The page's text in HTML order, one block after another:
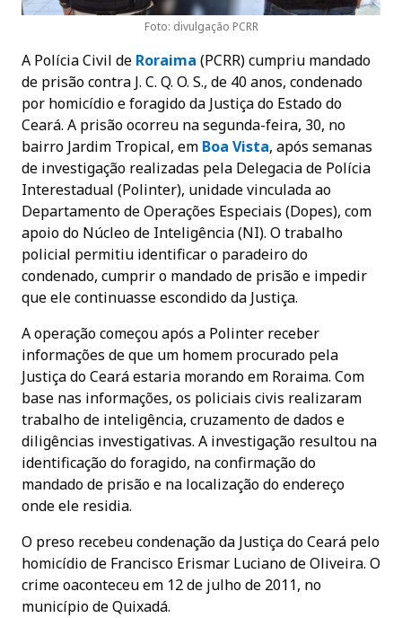
Foto: divulgação PCRR
A Polícia Civil de Roraima (PCRR) cumpriu mandado
de prisão contra J. C. Q. O. S., de 40 anos, condenado
por homicídio e foragido da Justiça do Estado do
Ceará. A prisão ocorreu na segunda-feira, 30, no
bairro Jardim Tropical, em Boa Vista, após semanas
de investigação realizadas pela Delegacia de Polícia
Interestadual (Polinter), unidade vinculada ao
Departamento de Operações Especiais (Dopes), com
apoio do Núcleo de Inteligência (NI). O trabalho
policial permitiu identificar o paradeiro do
condenado, cumprir o mandado de prisão e impedir
que ele continuasse escondido da Justiça.
A operação começou após a Polinter receber
informações de que um homem procurado pela
Justiça do Ceará estaria morando em Roraima. Com
base nas informações, os policiais civis realizaram
trabalho de inteligência, cruzamento de dados e
diligências investigativas. A investigação resultou na
identificação do foragido, na confirmação do
mandado de prisão e na localização do endereço
onde ele residia.
O preso recebeu condenação da Justiça do Ceará pelo
homicídio de Francisco Erismar Luciano de Oliveira. O
crime oaconteceu em 12 de julho de 2011, no
município de Quixadá.